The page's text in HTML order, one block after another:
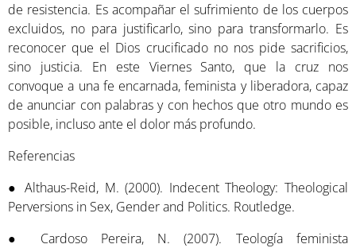
de resistencia. Es acompañar el sufrimiento de los cuerpos
excluidos, no para justificarlo, sino para transformarlo. Es
reconocer que el Dios crucificado no nos pide sacrificios,
sino justicia. En este Viernes Santo, que la cruz nos
convoque a una fe encarnada, feminista y liberadora, capaz
de anunciar con palabras y con hechos que otro mundo es
posible, incluso ante el dolor más profundo.
Referencias
● Althaus-Reid, M. (2000). Indecent Theology: Theological
Perversions in Sex, Gender and Politics. Routledge.
● Cardoso Pereira, N. (2007). Teología feminista